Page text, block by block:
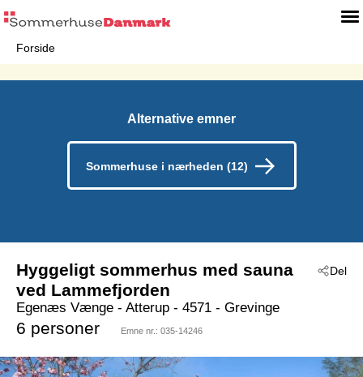
Forside
Alternative emner
Sommerhuse i nærheden (12)
Del
Hyggeligt sommerhus med sauna
ved Lammefjorden
Egenæs Vænge - Atterup - 4571 - Grevinge
6 personer Emne nr.: 035-14246